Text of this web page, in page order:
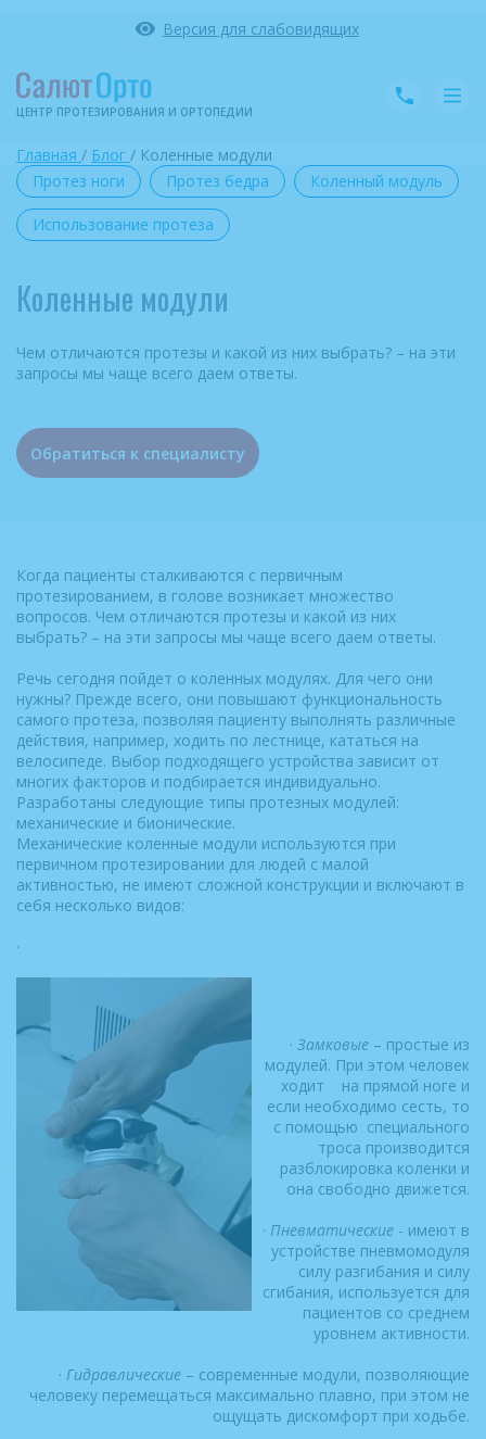
Версия для слабовидящих
ЦЕНТР ПРОТЕЗИРОВАНИЯ И ОРТОПЕДИИ
Главная / Блог / Коленные модули
Протез ноги
Протез бедра Коленный модуль
Использование протеза
Коленные модули
Чем отличаются протезы и какой из них выбрать? – на эти
запросы мы чаще всего даем ответы.
Обратиться к специалисту
Когда пациенты сталкиваются с первичным
протезированием, в голове возникает множество
вопросов. Чем отличаются протезы и какой из них
выбрать? – на эти запросы мы чаще всего даем ответы.
Речь сегодня пойдет о коленных модулях. Для чего они
нужны? Прежде всего, они повышают функциональность
самого протеза, позволяя пациенту выполнять различные
действия, например, ходить по лестнице, кататься на
велосипеде. Выбор подходящего устройства зависит от
многих факторов и подбирается индивидуально.
Разработаны следующие типы протезных модулей:
механические и бионические.
Механические коленные модули используются при
первичном протезировании для людей с малой
активностью, не имеют сложной конструкции и включают в
себя несколько видов:
·
· Замковые – простые из
модулей. При этом человек
ходит на прямой ноге и
если необходимо сесть, то
с помощью специального
троса производится
разблокировка коленки и
она свободно движется.
· Пневматические - имеют в
устройстве пневмомодуля
силу разгибания и силу
сгибания, используется для
пациентов со среднем
уровнем активности.
· Гидравлические – современные модули, позволяющие
человеку перемещаться максимально плавно, при этом не
ощущать дискомфорт при ходьбе.